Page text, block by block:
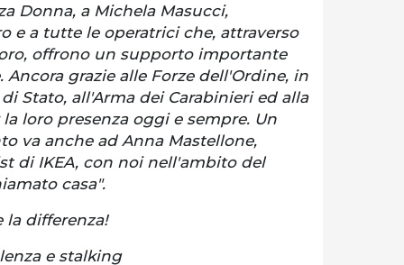
Donna, a Michela Masucci,
e a tutte le operatrici che, attraverso
offrono un supporto importante
grazie alle Forze dell'Ordine, in
Stato, all'Arma dei Carabinieri ed alla
loro presenza oggi e sempre. Un
va anche ad Anna Mastellone,
di IKEA, con noi nell'ambito del
casa".
la differenza!
e stalking